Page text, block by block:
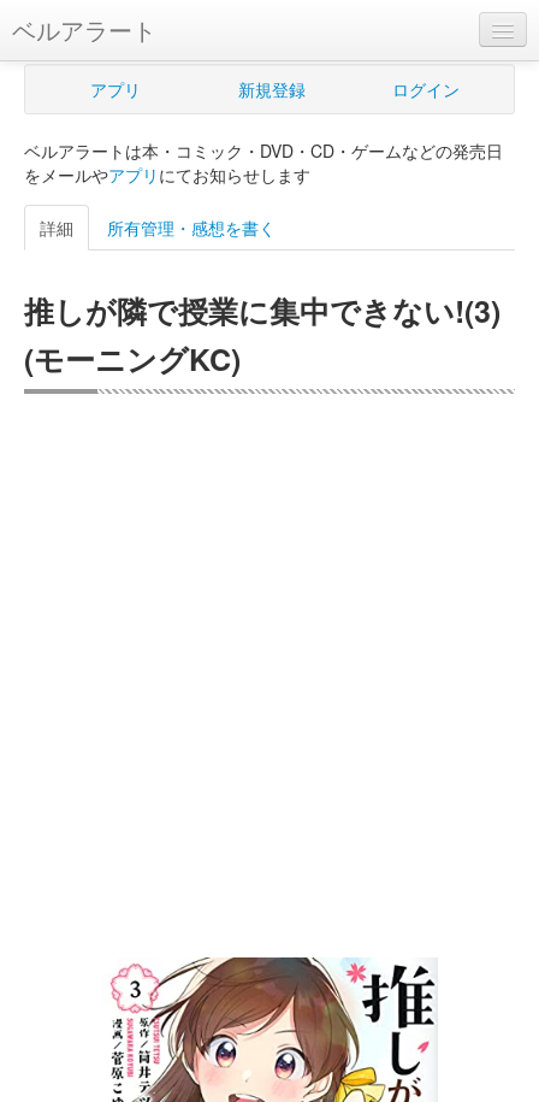
ベルアラート
ベルアラートとは
新規登録
ログイン
購入管理
Myシェルフ
アプリ 新規登録 ログイン
ベルアラートは本・コミック・DVD・CD・ゲームなどの発売日
をメールやアプリ にてお知らせします
詳細 所有管理・感想を書く
推しが隣で授業に集中できない!(3)
(モーニングKC)